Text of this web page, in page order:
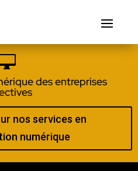
des entreprises
nos services en
numérique